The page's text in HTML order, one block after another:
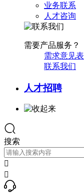
业务联系
人才咨询
需要产品服务？
需求意见表
联系我们
人才招聘
搜索

